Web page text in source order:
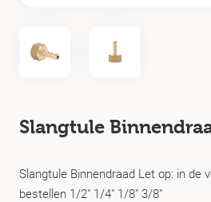
Slangtule
Slangtule Binnendraad Let op: in de
bestellen 1/2" 1/4" 1/8" 3/8"